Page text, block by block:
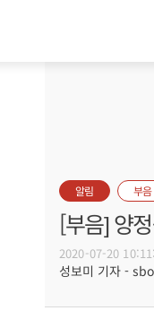
알림 부음
[부음] 양
2020-07-20
성보미 기자 -